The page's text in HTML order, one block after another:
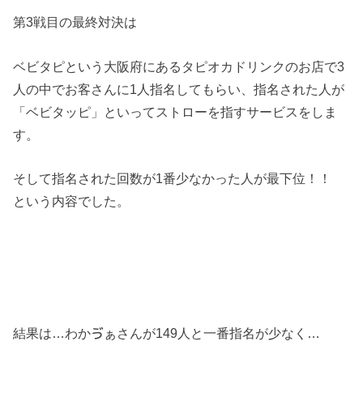
第3戦目の最終対決は
ベビタピという大阪府にあるタピオカドリンクのお店で3
人の中でお客さんに1人指名してもらい、指名された人が
「ベビタッピ」といってストローを指すサービスをしま
す。
そして指名された回数が1番少なかった人が最下位！！
という内容でした。
結果は…わかゔぁさんが149人と一番指名が少なく…